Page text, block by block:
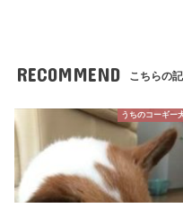
RECOMMEND こちらの
うちのコーギー